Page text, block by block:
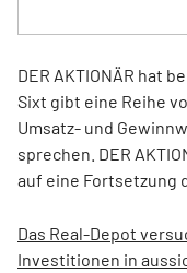
DER AKTIONÄR hat
Sixt gibt eine Reihe
Umsatz- und
sprechen. DER
auf eine Fortsetzung
Das Real-Depot
Investitionen in